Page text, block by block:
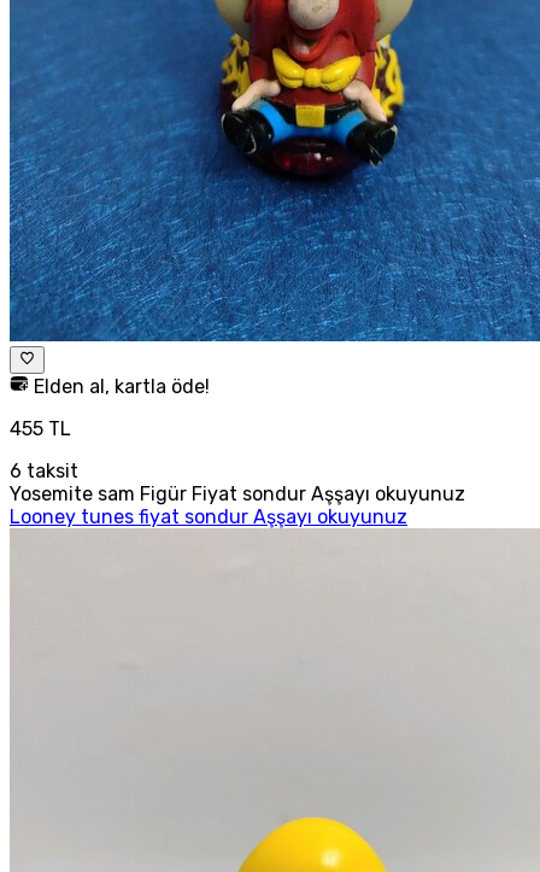
Elden al, kartla öde!
455 TL
6 taksit
Yosemite sam Figür Fiyat sondur Aşşayı okuyunuz
Looney tunes fiyat sondur Aşşayı okuyunuz